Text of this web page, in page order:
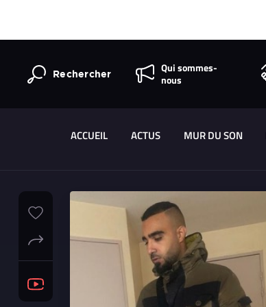
Rechercher
Qui sommes-
nous
ACCUEIL ACTUS MUR DU SON